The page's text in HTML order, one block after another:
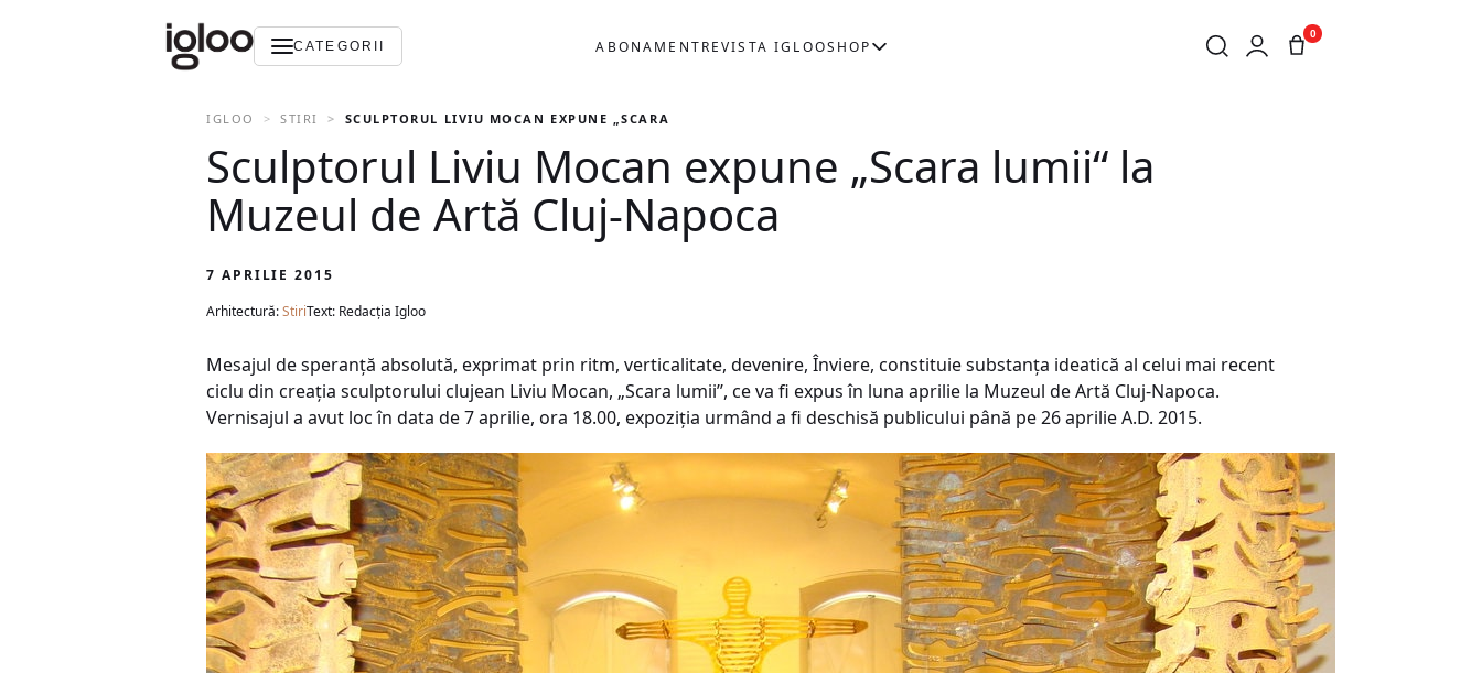
CATEGORII ABONAMENTREVISTA IGLOOSHOP
0
IGLOO STIRI SCULPTORUL LIVIU MOCAN EXPUNE „SCARA LUMII“ LA MUZEUL DE ARTĂ CLUJ-NAPOCA
Sculptorul Liviu Mocan expune „Scara lumii“ la
Muzeul de Artă Cluj-Napoca
7 APRILIE 2015
Arhitectură:StiriText: Redacția Igloo
Mesajul de speranță absolută, exprimat prin ritm, verticalitate, devenire, Înviere, constituie substanța ideatică al celui mai recent
ciclu din creația sculptorului clujean Liviu Mocan, „Scara lumii’’, ce va fi expus în luna aprilie la Muzeul de Artă Cluj-Napoca.
Vernisajul a avut loc în data de 7 aprilie, ora 18.00, expoziția urmând a fi deschisă publicului până pe 26 aprilie A.D. 2015.